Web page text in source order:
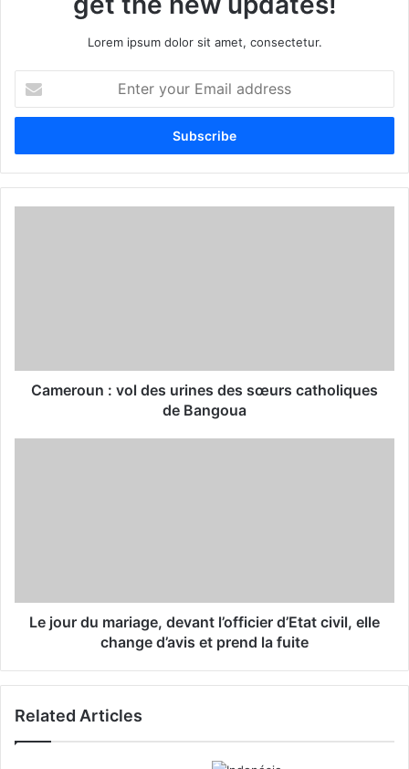
Lorem ipsum dolor sit amet, consectetur.
t
r
y
Cameroun : vol des urines des sœurs catholiques
de Bangoua
Le jour du mariage, devant l’officier d’Etat civil, elle
change d’avis et prend la fuite
Related Articles